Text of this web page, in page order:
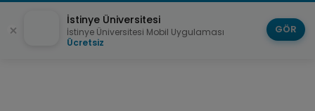
İstinye Üniversitesi
İstinye Üniversitesi Mobil Uygulaması
Ücretsiz
GÖR